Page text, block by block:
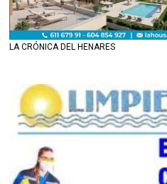
LA CRÓNICA DEL HENARES